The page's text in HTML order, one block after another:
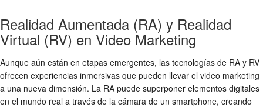
Realidad Aumentada (RA) y Realidad
Virtual (RV) en Video Marketing
Aunque aún están en etapas emergentes, las tecnologías de RA y RV
ofrecen experiencias inmersivas que pueden llevar el video marketing
a una nueva dimensión. La RA puede superponer elementos digitales
en el mundo real a través de la cámara de un smartphone, creando